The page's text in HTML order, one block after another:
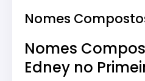
Nomes
Nomes
Edney no